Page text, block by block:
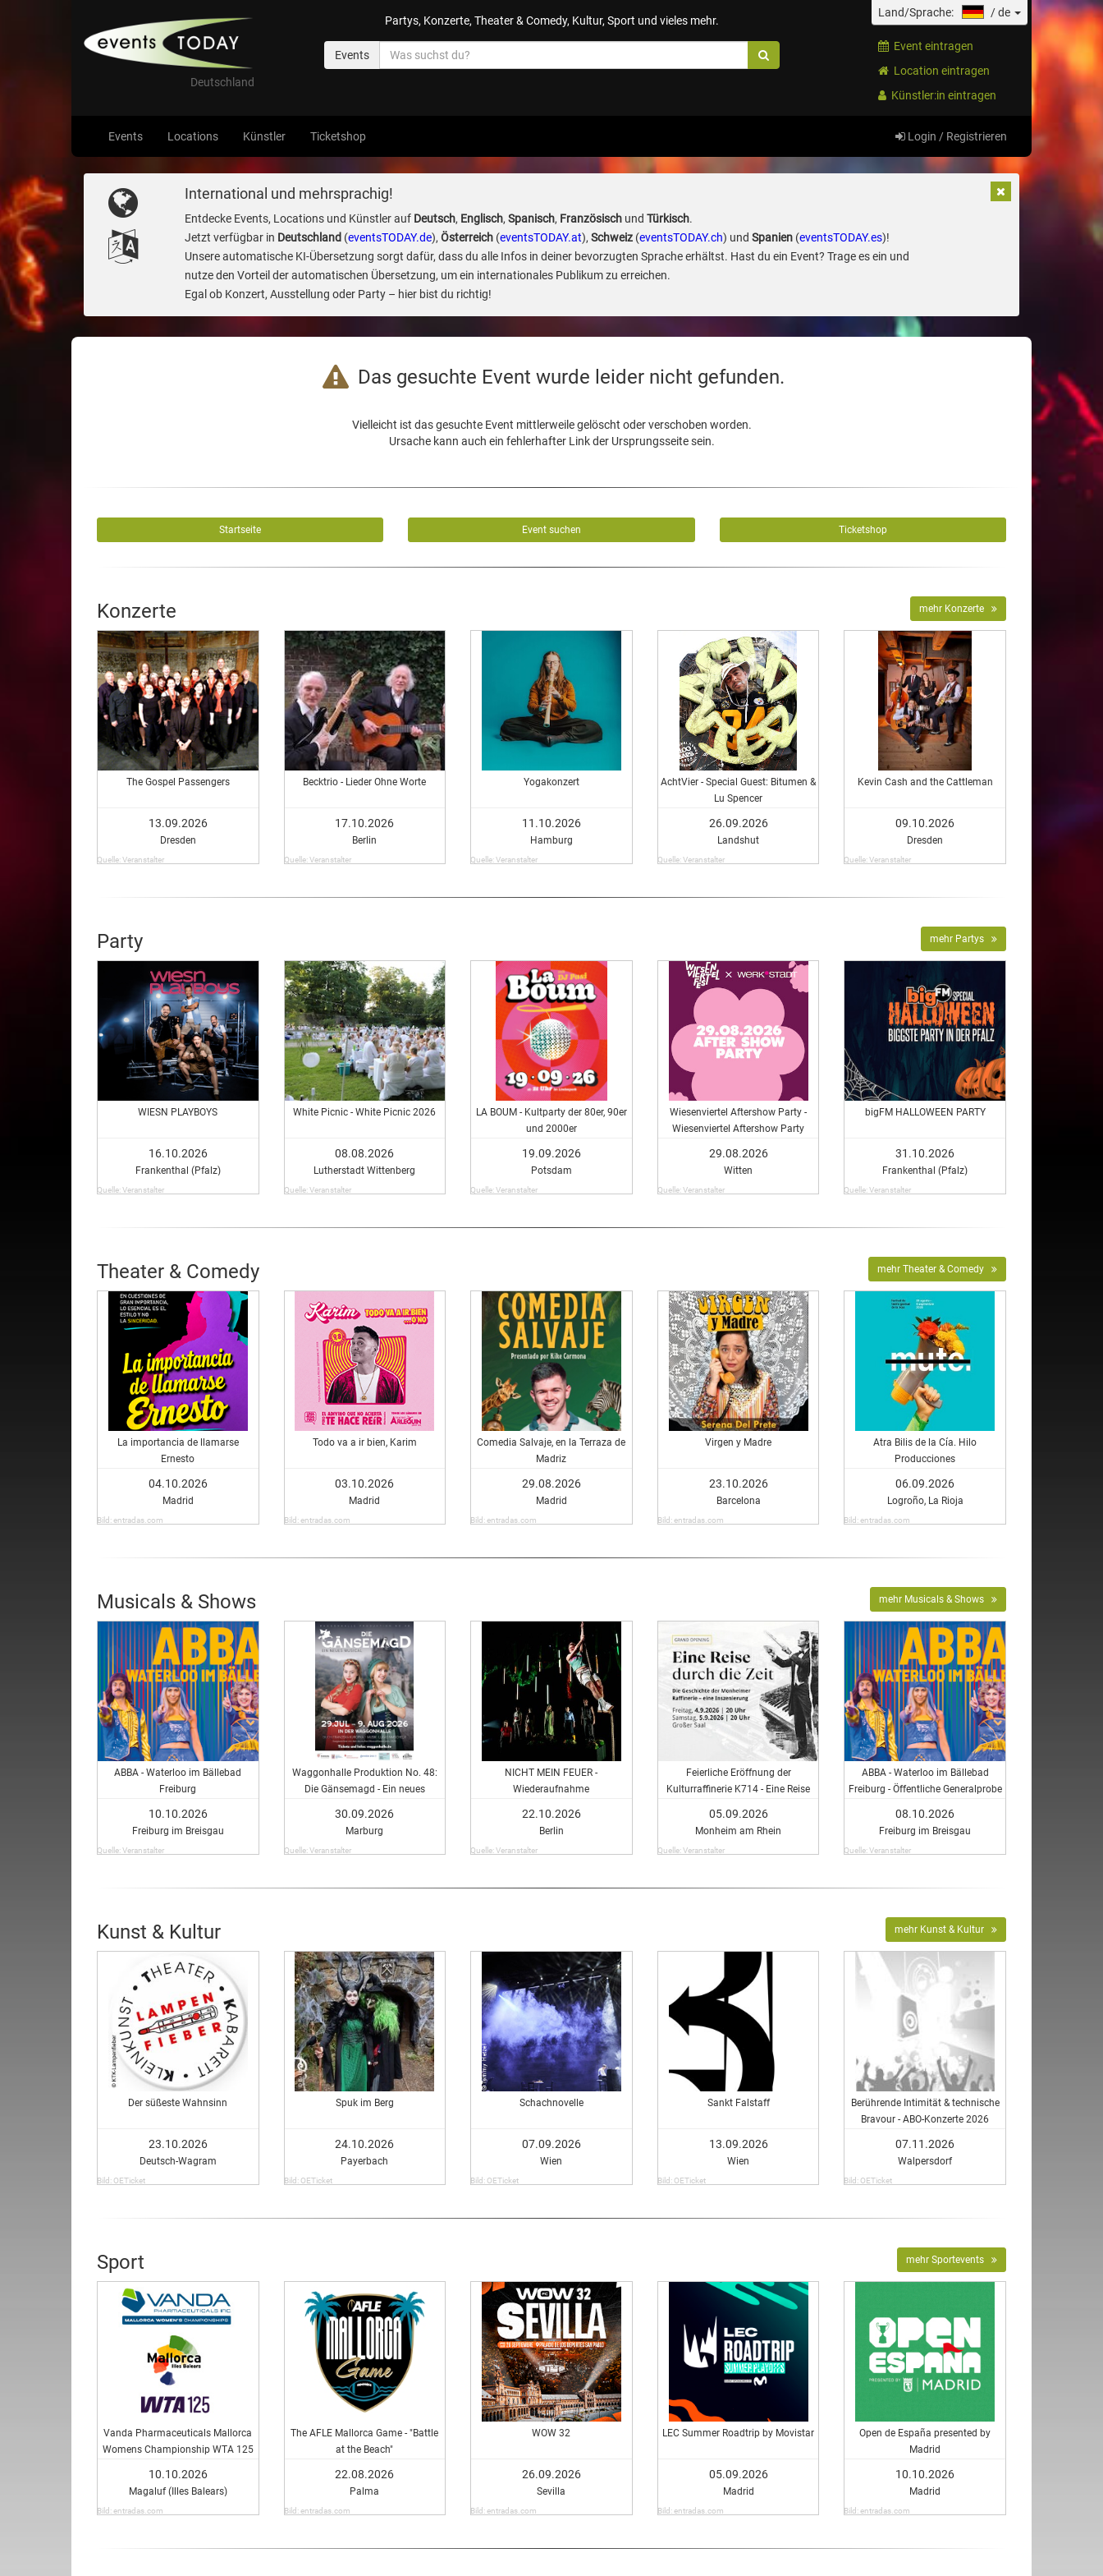
Deutschland
Partys, Konzerte, Theater & Comedy, Kultur, Sport und vieles mehr.
Events
Land/Sprache: /de
Event eintragen
Location eintragen
Künstler:in eintragen
Events Locations Künstler Ticketshop Login / Registrieren
International und mehrsprachig!
Entdecke Events, Locations und Künstler auf Deutsch, Englisch, Spanisch, Französischund Türkisch.
Jetzt verfügbar in Deutschland (eventsTODAY.de), Österreich(eventsTODAY.at), Schweiz(eventsTODAY.ch) und Spanien(eventsTODAY.es)!
Unsere automatische KI-Übersetzung sorgt dafür, dass du alle Infos in deiner bevorzugten Sprache erhältst. Hast du ein Event? Trage es ein und
nutze den Vorteil der automatischen Übersetzung, um ein internationales Publikum zu erreichen.
Egal ob Konzert, Ausstellung oder Party – hier bist du richtig!
Das gesuchte Event wurde leider nicht gefunden.
Vielleicht ist das gesuchte Event mittlerweile gelöscht oder verschoben worden.
Ursache kann auch ein fehlerhafter Link der Ursprungsseite sein.
Startseite Event suchen Ticketshop
Konzerte mehr Konzerte
The Gospel Passengers
13.09.2026
Dresden
Quelle: Veranstalter
Becktrio - Lieder Ohne Worte
17.10.2026
Berlin
Quelle: Veranstalter
Yogakonzert
11.10.2026
Hamburg
Quelle: Veranstalter
AchtVier - Special Guest: Bitumen &
Lu Spencer
26.09.2026
Landshut
Quelle: Veranstalter
Kevin Cash and the Cattleman
09.10.2026
Dresden
Quelle: Veranstalter
Party mehr Partys
WIESN PLAYBOYS
16.10.2026
Frankenthal (Pfalz)
Quelle: Veranstalter
White Picnic - White Picnic 2026
08.08.2026
Lutherstadt Wittenberg
Quelle: Veranstalter
LA BOUM - Kultparty der 80er, 90er
und 2000er
19.09.2026
Potsdam
Quelle: Veranstalter
Wiesenviertel Aftershow Party -
Wiesenviertel Aftershow Party
29.08.2026
Witten
Quelle: Veranstalter
bigFM HALLOWEEN PARTY
31.10.2026
Frankenthal (Pfalz)
Quelle: Veranstalter
Theater & Comedy mehr Theater & Comedy
La importancia de llamarse
Ernesto
04.10.2026
Madrid
Bild: entradas.com
Todo va a ir bien, Karim
03.10.2026
Madrid
Bild: entradas.com
Comedia Salvaje, en la Terraza de
Madriz
29.08.2026
Madrid
Bild: entradas.com
Virgen y Madre
23.10.2026
Barcelona
Bild: entradas.com
Atra Bilis de la Cía. Hilo
Producciones
06.09.2026
Logroño, La Rioja
Bild: entradas.com
Musicals & Shows mehr Musicals & Shows
ABBA - Waterloo im Bällebad
Freiburg
10.10.2026
Freiburg im Breisgau
Quelle: Veranstalter
Waggonhalle Produktion No. 48:
Die Gänsemagd - Ein neues
30.09.2026
Marburg
Quelle: Veranstalter
NICHT MEIN FEUER -
Wiederaufnahme
22.10.2026
Berlin
Quelle: Veranstalter
Feierliche Eröffnung der
Kulturraffinerie K714 - Eine Reise
05.09.2026
Monheim am Rhein
Quelle: Veranstalter
ABBA - Waterloo im Bällebad
Freiburg - Öffentliche Generalprobe
08.10.2026
Freiburg im Breisgau
Quelle: Veranstalter
Kunst & Kultur mehr Kunst & Kultur
Der süßeste Wahnsinn
23.10.2026
Deutsch-Wagram
Bild: OETicket
Spuk im Berg
24.10.2026
Payerbach
Bild: OETicket
Schachnovelle
07.09.2026
Wien
Bild: OETicket
Sankt Falstaff
13.09.2026
Wien
Bild: OETicket
Berührende Intimität & technische
Bravour - ABO-Konzerte 2026
07.11.2026
Walpersdorf
Bild: OETicket
Sport mehr Sportevents
Vanda Pharmaceuticals Mallorca
Womens Championship WTA 125
10.10.2026
Magaluf (Illes Balears)
Bild: entradas.com
The AFLE Mallorca Game - "Battle
at the Beach"
22.08.2026
Palma
Bild: entradas.com
WOW 32
26.09.2026
Sevilla
Bild: entradas.com
LEC Summer Roadtrip by Movistar
05.09.2026
Madrid
Bild: entradas.com
Open de España presented by
Madrid
10.10.2026
Madrid
Bild: entradas.com